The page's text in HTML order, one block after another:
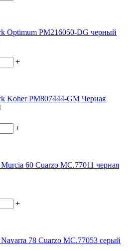
Optimum PM216050-DG черный
+
Koher PM807444-GM Черная
+
60 Cuarzo MC.77011 черная
+
78 Cuarzo MC.77053 серый